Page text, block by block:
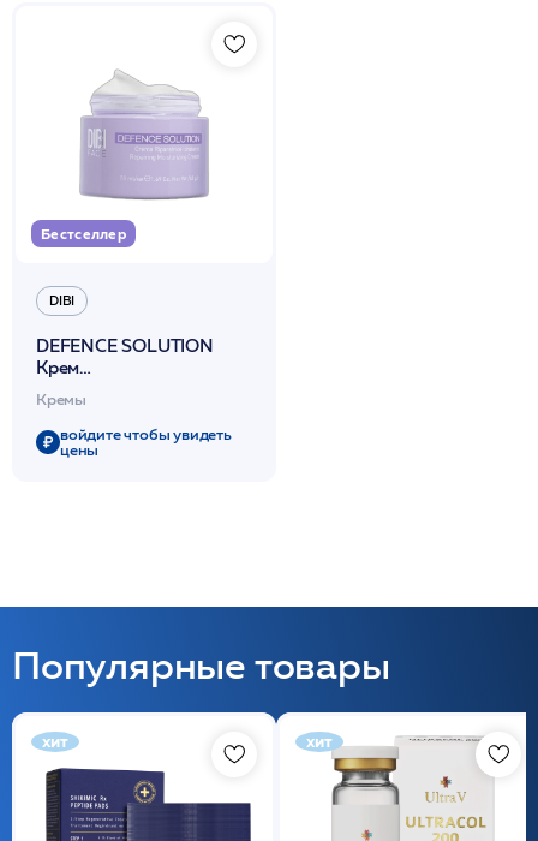
Бестселлер
DIBI
DEFENCE SOLUTION
Крем
восстанавливающий
увлажняющий 50мл /DIBI
Кремы
войдите чтобы увидеть
цены
Популярные товары
хит хит